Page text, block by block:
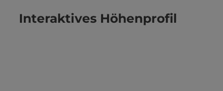
Interaktives Höhenprofil